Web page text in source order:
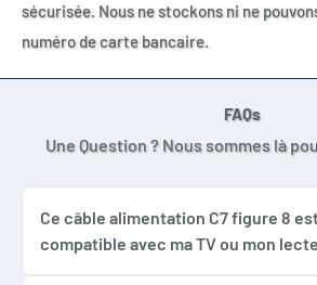
Petits appareils électroniques
Compatibilités données à titre indicatif.
impérativement la forme du connecteur,
l’absence de besoin de terre et la
sécurisée. Nous ne stockons ni ne
numéro de carte bancaire.
FAQs
Une Question ? Nous sommes là
Ce câble alimentation C7 figure 8
compatible avec ma TV ou mon